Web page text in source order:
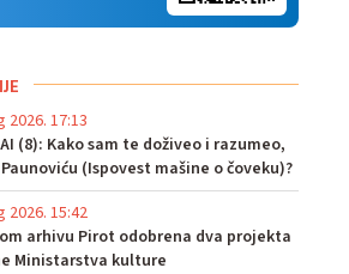
2026. 17:13
AI (8): Kako sam te doživeo i razumeo,
(Ispovest mašine o čoveku)?
2026. 15:42
arhivu Pirot odobrena dva projekta
Ministarstva kulture